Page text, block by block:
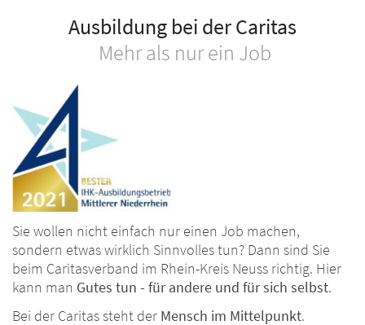
Ausbildung bei der Caritas
Mehr als nur ein Job
Sie wollen nicht einfach nur einen Job machen,
sondern etwas wirklich Sinnvolles tun? Dann sind Sie
beim Caritasverband im Rhein-Kreis Neuss richtig. Hier
kann man Gutes tun - für andere und für sich selbst.
Bei der Caritas steht der Mensch im Mittelpunkt.